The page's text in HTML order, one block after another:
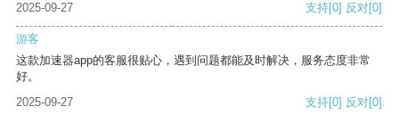
2025-09-27
支持[0] 反对[0]
游客
这款加速器app的客服很贴心，遇到问题都能及时解决，服务态度非常
好。
2025-09-27
支持[0] 反对[0]